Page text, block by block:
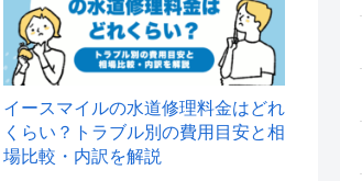
イースマイルの水道修理料金はどれ
くらい？トラブル別の費用目安と相
場比較・内訳を解説